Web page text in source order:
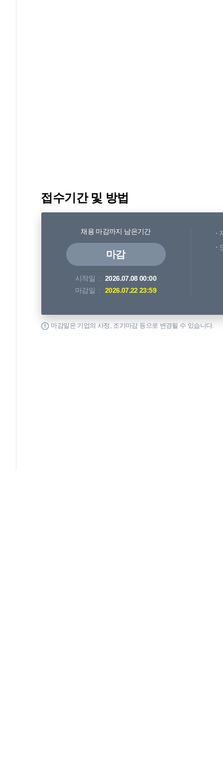
접수기간 및 방법
채용 마감까지 남은기간
마감
시작일
2026.07.08 00:00
마감일
2026.07.22 23:59
마감일은 기업의 사정, 조기마감 등으로 변경될 수 있습니다.